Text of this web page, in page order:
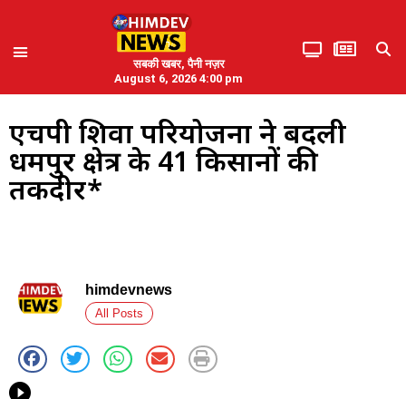
सबकी खबर, पैनी नज़र
August 6, 2026 4:00 pm
एचपी शिवा परियोजना ने बदली
धर्मपुर क्षेत्र के 41 किसानों की
तकदीर*
himdevnews
All Posts